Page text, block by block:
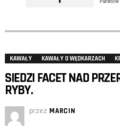
KAWAŁY KAWAŁY O WĘDKARZACH
SIEDZI FACET NAD
RYBY.
przez MARCIN